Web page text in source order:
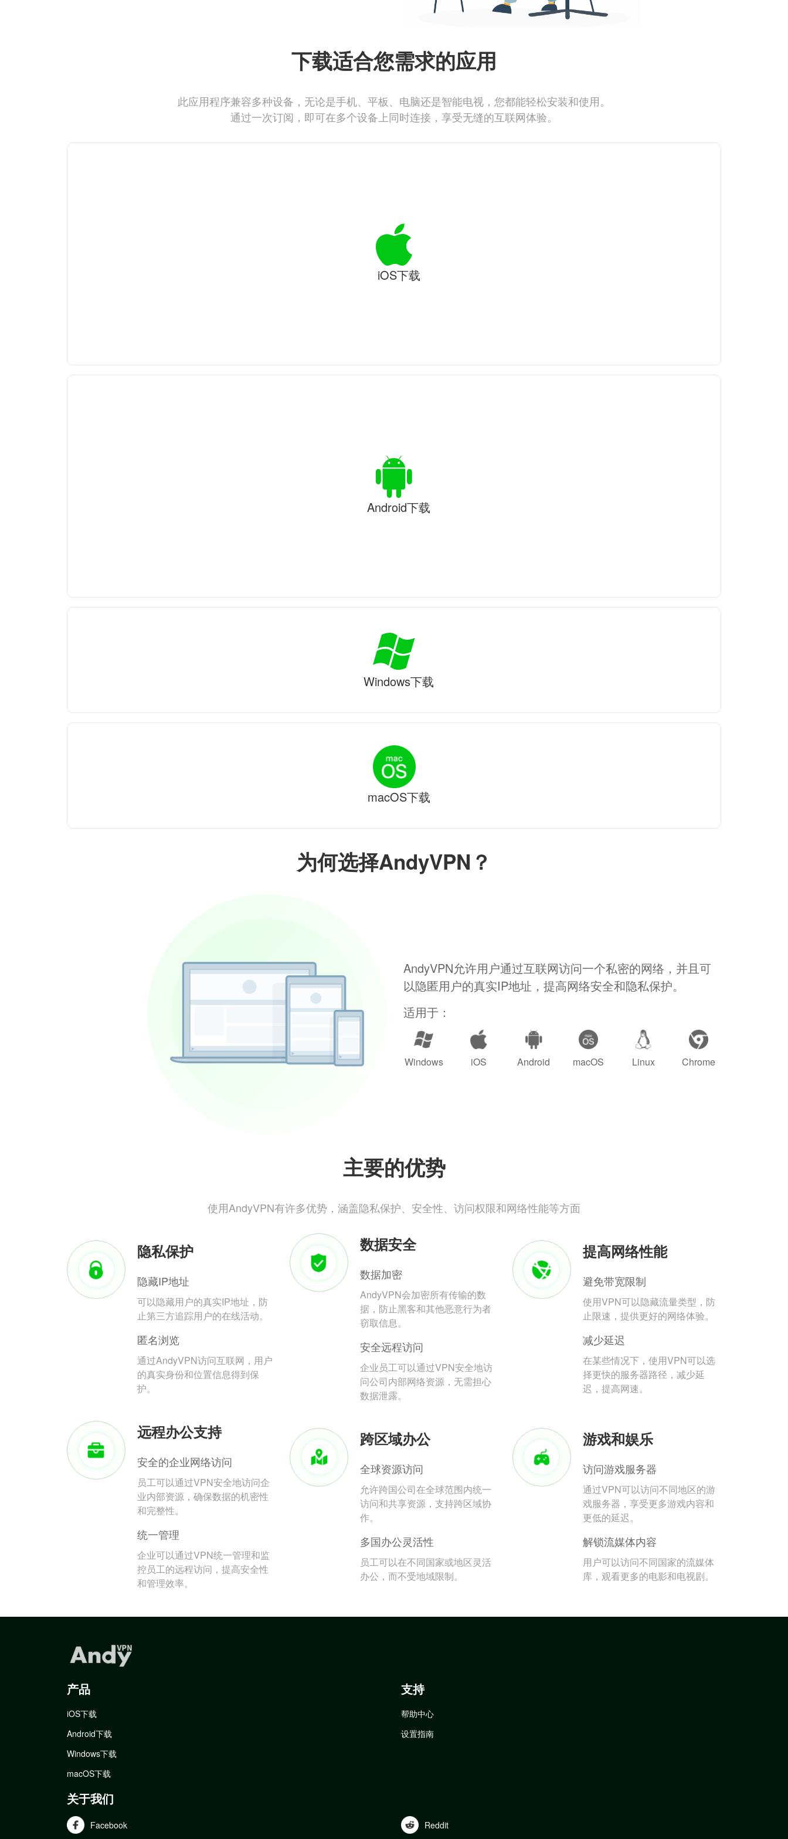
为何选择AndyVPN？
AndyVPN允许用户通过互联网访问一个私密的网络，并且可
以隐匿用户的真实IP地址，提高网络安全和隐私保护。
适用于：
Windows iOS Android macOS Linux Chrome
主要的优势
使用AndyVPN有许多优势，涵盖隐私保护、安全性、访问权限和网络性能等方面
隐私保护
隐藏IP地址
可以隐藏用户的真实IP地址，防
止第三方追踪用户的在线活动。
匿名浏览
通过AndyVPN访问互联网，用户
的真实身份和位置信息得到保
护。
数据安全
数据加密
AndyVPN会加密所有传输的数
据，防止黑客和其他恶意行为者
窃取信息。
安全远程访问
企业员工可以通过VPN安全地访
问公司内部网络资源，无需担心
数据泄露。
提高网络性能
避免带宽限制
使用VPN可以隐藏流量类型，防
止限速，提供更好的网络体验。
减少延迟
在某些情况下，使用VPN可以选
择更快的服务器路径，减少延
迟，提高网速。
远程办公支持
安全的企业网络访问
员工可以通过VPN安全地访问企
业内部资源，确保数据的机密性
和完整性。
统一管理
企业可以通过VPN统一管理和监
控员工的远程访问，提高安全性
和管理效率。
跨区域办公
全球资源访问
允许跨国公司在全球范围内统一
访问和共享资源，支持跨区域协
作。
多国办公灵活性
员工可以在不同国家或地区灵活
办公，而不受地域限制。
游戏和娱乐
访问游戏服务器
通过VPN可以访问不同地区的游
戏服务器，享受更多游戏内容和
更低的延迟。
解锁流媒体内容
用户可以访问不同国家的流媒体
库，观看更多的电影和电视剧。
下载适合您需求的应用
此应用程序兼容多种设备，无论是手机、平板、电脑还是智能电视，您都能轻松安装和使用。
通过一次订阅，即可在多个设备上同时连接，享受无缝的互联网体验。
iOS下载
Android下载
Windows下载
macOS下载
产品
iOS下载
Android下载
Windows下载
macOS下载
支持
帮助中心
设置指南
关于我们
Facebook Reddit